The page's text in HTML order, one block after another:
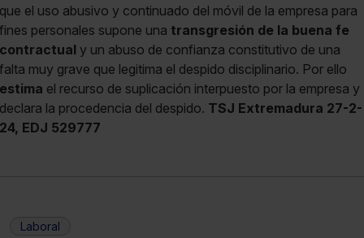
que el uso abusivo y continuado del móvil de la empresa para
fines personales supone una transgresión de la buena fe
contractual y un abuso de confianza constitutivo de una
falta muy grave que legitima el despido disciplinario. Por ello
estima el recurso de suplicación interpuesto por la empresa y
declara la procedencia del despido. TSJ Extremadura 27-2-
24, EDJ 529777
Laboral